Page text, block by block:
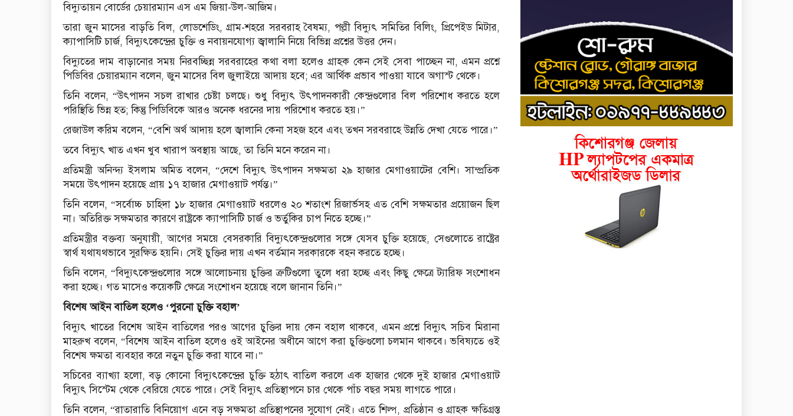
বিদ্যুতায়ন বোর্ডের চেয়ারম্যান এস এম জিয়া-উল-আজিম।
তারা জুন মাসের বাড়তি বিল, লোডশেডিং, গ্রাম-শহরে সরবরাহ বৈষম্য, পল্লী বিদ্যুৎ সমিতির বিলিং, প্রিপেইড মিটার,
ক্যাপাসিটি চার্জ, বিদ্যুৎকেন্দ্রের চুক্তি ও নবায়নযোগ্য জ্বালানি নিয়ে বিভিন্ন প্রশ্নের উত্তর দেন।
বিদ্যুতের দাম বাড়ানোর সময় নিরবচ্ছিন্ন সরবরাহের কথা বলা হলেও গ্রাহক কেন সেই সেবা পাচ্ছেন না, এমন প্রশ্নে
পিডিবির চেয়ারম্যান বলেন, জুন মাসের বিল জুলাইয়ে আদায় হবে; এর আর্থিক প্রভাব পাওয়া যাবে অগাস্ট থেকে।
তিনি বলেন, “উৎপাদন সচল রাখার চেষ্টা চলছে। শুধু বিদ্যুৎ উৎপাদনকারী কেন্দ্রগুলোর বিল পরিশোধ করতে হলে
পরিস্থিতি ভিন্ন হত; কিন্তু পিডিবিকে আরও অনেক ধরনের দায় পরিশোধ করতে হয়।”
রেজাউল করিম বলেন, “বেশি অর্থ আদায় হলে জ্বালানি কেনা সহজ হবে এবং তখন সরবরাহে উন্নতি দেখা যেতে পারে।”
তবে বিদ্যুৎ খাত এখন খুব খারাপ অবস্থায় আছে, তা তিনি মনে করেন না।
প্রতিমন্ত্রী অনিন্দ্য ইসলাম অমিত বলেন, “দেশে বিদ্যুৎ উৎপাদন সক্ষমতা ২৯ হাজার মেগাওয়াটের বেশি। সাম্প্রতিক
সময়ে উৎপাদন হয়েছে প্রায় ১৭ হাজার মেগাওয়াট পর্যন্ত।”
তিনি বলেন, “সর্বোচ্চ চাহিদা ১৮ হাজার মেগাওয়াট ধরলেও ২০ শতাংশ রিজার্ভসহ এত বেশি সক্ষমতার প্রয়োজন ছিল
না। অতিরিক্ত সক্ষমতার কারণে রাষ্ট্রকে ক্যাপাসিটি চার্জ ও ভর্তুকির চাপ নিতে হচ্ছে।”
প্রতিমন্ত্রীর বক্তব্য অনুযায়ী, আগের সময়ে বেসরকারি বিদ্যুৎকেন্দ্রগুলোর সঙ্গে যেসব চুক্তি হয়েছে, সেগুলোতে রাষ্ট্রের
স্বার্থ যথাযথভাবে সুরক্ষিত হয়নি। সেই চুক্তির দায় এখন বর্তমান সরকারকে বহন করতে হচ্ছে।
তিনি বলেন, “বিদ্যুৎকেন্দ্রগুলোর সঙ্গে আলোচনায় চুক্তির ত্রুটিগুলো তুলে ধরা হচ্ছে এবং কিছু ক্ষেত্রে ট্যারিফ সংশোধন
করা হচ্ছে। গত মাসেও কয়েকটি ক্ষেত্রে সংশোধন হয়েছে বলে জানান তিনি।”
বিশেষ আইন বাতিল হলেও ‘পুরনো চুক্তি বহাল’
বিদ্যুৎ খাতের বিশেষ আইন বাতিলের পরও আগের চুক্তির দায় কেন বহাল থাকবে, এমন প্রশ্নে বিদ্যুৎ সচিব মিরানা
মাহরুখ বলেন, “বিশেষ আইন বাতিল হলেও ওই আইনের অধীনে আগে করা চুক্তিগুলো চলমান থাকবে। ভবিষ্যতে ওই
বিশেষ ক্ষমতা ব্যবহার করে নতুন চুক্তি করা যাবে না।”
সচিবের ব্যাখ্যা হলো, বড় কোনো বিদ্যুৎকেন্দ্রের চুক্তি হঠাৎ বাতিল করলে এক হাজার থেকে দুই হাজার মেগাওয়াট
বিদ্যুৎ সিস্টেম থেকে বেরিয়ে যেতে পারে। সেই বিদ্যুৎ প্রতিস্থাপনে চার থেকে পাঁচ বছর সময় লাগতে পারে।
তিনি বলেন, “রাতারাতি বিনিয়োগ এনে বড় সক্ষমতা প্রতিস্থাপনের সুযোগ নেই। এতে শিল্প, প্রতিষ্ঠান ও গ্রাহক ক্ষতিগ্রস্ত
মানবসেবা ফাউন্ডেশনের
আয়োজনে কাফন-দাফন
বিষয়ক বিশেষ প্রশিক্ষণ
কর্মশালা
১০
৪ বিভাগে অতি ভারি বৃষ্টির
সতর্কবার্তা